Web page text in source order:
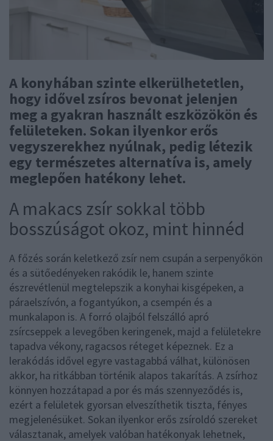
A konyhában szinte elkerülhetetlen,
hogy idővel zsíros bevonat jelenjen
meg a gyakran használt eszközökön és
felületeken. Sokan ilyenkor erős
vegyszerekhez nyúlnak, pedig létezik
egy természetes alternatíva is, amely
meglepően hatékony lehet.
A makacs zsír sokkal több
bosszúságot okoz, mint hinnéd
A főzés során keletkező zsír nem csupán a serpenyőkön
és a sütőedényeken rakódik le, hanem szinte
észrevétlenül megtelepszik a konyhai kisgépeken, a
páraelszívón, a fogantyúkon, a csempén és a
munkalapon is. A forró olajból felszálló apró
zsírcseppek a levegőben keringenek, majd a felületekre
tapadva vékony, ragacsos réteget képeznek. Ez a
lerakódás idővel egyre vastagabbá válhat, különösen
akkor, ha ritkábban történik alapos takarítás. A zsírhoz
könnyen hozzátapad a por és más szennyeződés is,
ezért a felületek gyorsan elveszíthetik tiszta, fényes
megjelenésüket. Sokan ilyenkor erős zsíroldó szereket
választanak, amelyek valóban hatékonyak lehetnek,